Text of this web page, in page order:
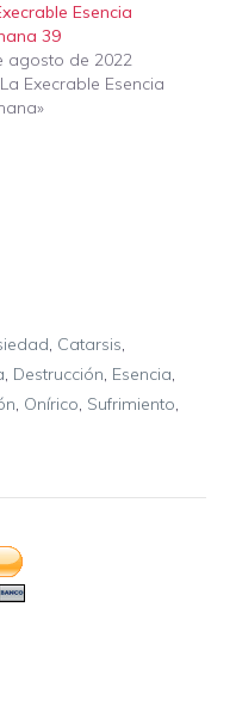
Esencia
39
agosto de 2022
Execrable Esencia
, Catarsis,
, Destrucción, Esencia,
, Onírico, Sufrimiento,